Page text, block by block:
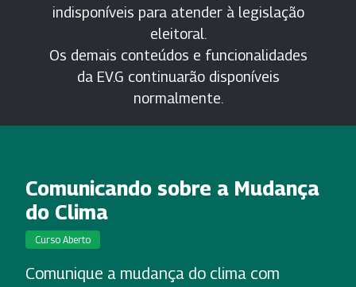
indisponíveis para atender à legislação
eleitoral.
Os demais conteúdos e funcionalidades
da EV.G continuarão disponíveis
normalmente.
Comunicando sobre a Mudança
do Clima
Curso Aberto
Comunique a mudança do clima com